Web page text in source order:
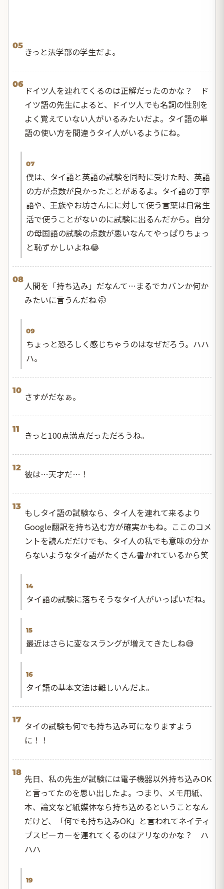
05
きっと法学部の学生だよ。
06
ドイツ人を連れてくるのは正解だったのかな？ ド
イツ語の先生によると、ドイツ人でも名詞の性別を
よく覚えていない人がいるみたいだよ。タイ語の単
語の使い方を間違うタイ人がいるようにね。
07
僕は、タイ語と英語の試験を同時に受けた時、英語
の方が点数が良かったことがあるよ。タイ語の丁寧
語や、王族やお坊さんにに対して使う言葉は日常生
活で使うことがないのに試験に出るんだから。自分
の母国語の試験の点数が悪いなんてやっぱりちょっ
と恥ずかしいよね😂
08
人間を「持ち込み」だなんて…まるでカバンか何か
みたいに言うんだね 🤭
09
ちょっと恐ろしく感じちゃうのはなぜだろう。ハハ
ハ。
10
さすがだなぁ。
11
きっと100点満点だっただろうね。
12
彼は…天才だ…！
13
もしタイ語の試験なら、タイ人を連れて来るより
Google翻訳を持ち込む方が確実かもね。ここのコメ
ントを読んだだけでも、タイ人の私でも意味の分か
らないようなタイ語がたくさん書かれているから笑
14
タイ語の試験に落ちそうなタイ人がいっぱいだね。
15
最近はさらに変なスラングが増えてきたしね😅
16
タイ語の基本文法は難しいんだよ。
17
タイの試験も何でも持ち込み可になりますよう
に！！
18
先日、私の先生が試験には電子機器以外持ち込みOK
と言ってたのを思い出したよ。つまり、メモ用紙、
本、論文など紙媒体なら持ち込めるということなん
だけど、「何でも持ち込みOK」と言われてネイティ
ブスピーカーを連れてくるのはアリなのかな？ ハ
ハハ
19